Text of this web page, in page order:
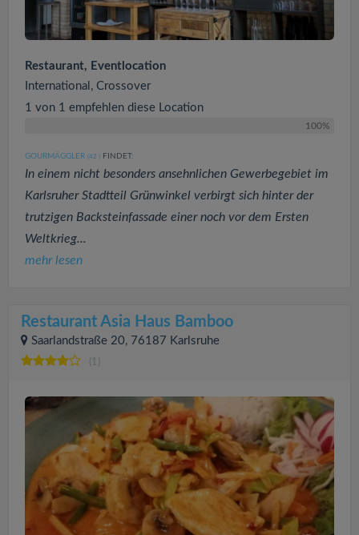
Restaurant, Eventlocation
International, Crossover
1 von 1 empfehlen diese Location
100%
GOURMÄGGLER (42 ) FINDET:
In einem nicht besonders ansehnlichen Gewerbegebiet im
Karlsruher Stadtteil Grünwinkel verbirgt sich hinter der
trutzigen Backsteinfassade einer noch vor dem Ersten
Weltkrieg...
mehr lesen
Restaurant Asia Haus Bamboo
Saarlandstraße 20, 76187 Karlsruhe